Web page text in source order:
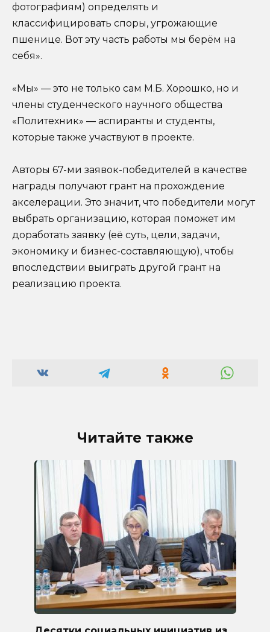
фотографиям) определять и
классифицировать споры, угрожающие
пшенице. Вот эту часть работы мы берём на
себя».
«Мы» — это не только сам М.Б. Хорошко, но и
члены студенческого научного общества
«Политехник» — аспиранты и студенты,
которые также участвуют в проекте.
Авторы 67-ми заявок-победителей в качестве
награды получают грант на прохождение
акселерации. Это значит, что победители могут
выбрать организацию, которая поможет им
доработать заявку (её суть, цели, задачи,
экономику и бизнес-составляющую), чтобы
впоследствии выиграть другой грант на
реализацию проекта.
Читайте также